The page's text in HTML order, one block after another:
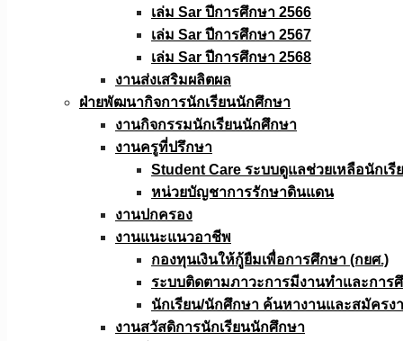
เล่ม Sar ปีการศึกษา 2566
เล่ม Sar ปีการศึกษา 2567
เล่ม Sar ปีการศึกษา 2568
งานส่งเสริมผลิตผล
ฝ่ายพัฒนากิจการนักเรียนนักศึกษา
งานกิจกรรมนักเรียนนักศึกษา
งานครูที่ปรึกษา
Student Care ระบบดูแลช่วยเหลือนักเรี
หน่วยบัญชาการรักษาดินแดน
งานปกครอง
งานแนะแนวอาชีพ
กองทุนเงินให้กู้ยืมเพื่อการศึกษา (กยศ.)
ระบบติดตามภาวะการมีงานทำและการ
นักเรียน/นักศึกษา ค้นหางานและสมัครง
งานสวัสดิการนักเรียนนักศึกษา